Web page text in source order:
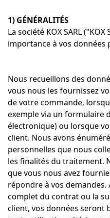
1) GÉNÉRALITÉS
La société KOX SARL
importance à vos données
Nous recueillons des
vous nous les fournissez
de votre commande,
exemple via un formulaire
électronique) ou lorsque
client. Nous avons
personnelles que nous
les finalités du traitement.
que vous nous avez
répondre à vos
complet du contrat ou la
client, vos données seront